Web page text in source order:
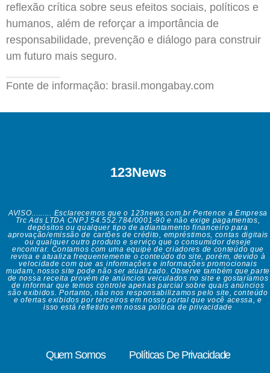
reflexão crítica sobre seus efeitos sociais, políticos e
humanos, além de reforçar a importância de
responsabilidade, prevenção e diálogo para construir
um futuro mais seguro.
Fonte de informação: brasil.mongabay.com
123News
AVISO......... Esclarecemos que o 123news.com.br Pertence a Empresa
Trc Ads LTDA CNPJ 54.552.784/0001-90 e não exige pagamentos,
depósitos ou qualquer tipo de adiantamento financeiro para
aprovação/emissão de cartões de crédito, empréstimos, contas digitais
ou qualquer outro produto e serviço que o consumidor deseje
encontrar. Contamos com uma equipe de criadores de conteúdo que
revisa e atualiza frequentemente o conteúdo do site, porém, devido à
velocidade com que as informações e informações promocionais
mudam, nosso site pode não ser atualizado. Observe também que parte
de nossa receita provém de anúncios veiculados no site e gostaríamos
de informar que temos controle apenas parcial sobre quais anúncios
são exibidos. Portanto, não nos responsabilizamos pelo site, conteúdo
e ofertas exibidos por terceiros em nosso portal que você acessa, e
isso está refletido em nossa política de privacidade
Quem Somos Políticas De Privacidade